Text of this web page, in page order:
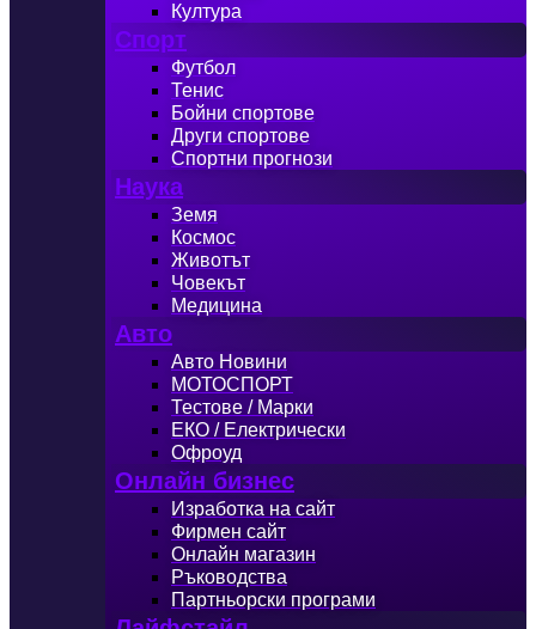
Култура
Спорт
Футбол
Тенис
Бойни спортове
Други спортове
Спортни прогнози
Наука
Земя
Космос
Животът
Човекът
Медицина
Авто
Авто Новини
МОТОСПОРТ
Тестове / Марки
ЕКО / Електрически
Офроуд
Онлайн бизнес
Изработка на сайт
Фирмен сайт
Онлайн магазин
Ръководства
Партньорски програми